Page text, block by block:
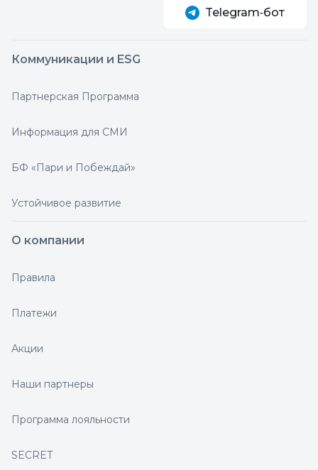
Telegram‑бот
Коммуникации и ESG
Партнерская Программа
Информация для СМИ
БФ «Пари и Побеждай»
Устойчивое развитие
О компании
Правила
Платежи
Акции
Наши партнеры
Программа лояльности
SECRET